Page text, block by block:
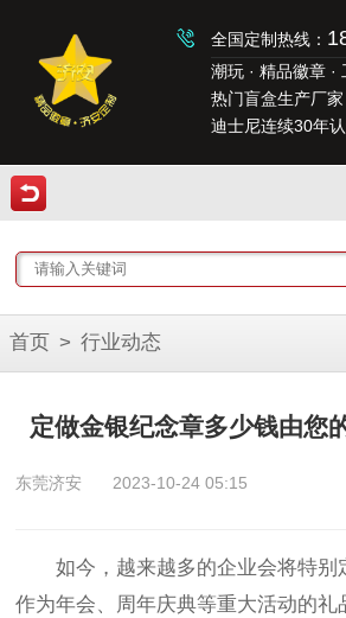
全国定制热线：
潮玩 · 精品徽章 ·
热门盲盒生产厂家
迪士尼连续30年
首页 > 行业动态
定做金银纪念章多少钱由您
东莞济安 2023-10-24 05:15
如今，越来越多的企业会将特别
作为年会、周年庆典等重大活动的礼